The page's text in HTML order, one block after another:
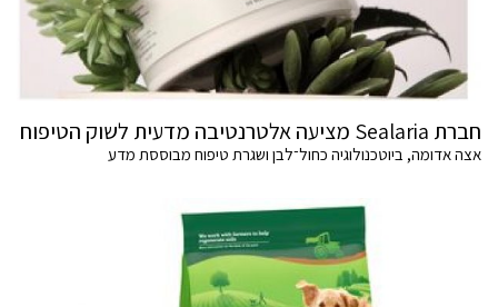
חברת Sealaria מציעה אלטרנטיבה מדעית לשוק הטיפוח
אצה אדומה, ביוטכנולוגיה כחול־לבן ושגרת טיפוח מבוססת מדע